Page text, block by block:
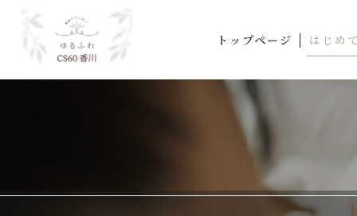
トップページ はじめ